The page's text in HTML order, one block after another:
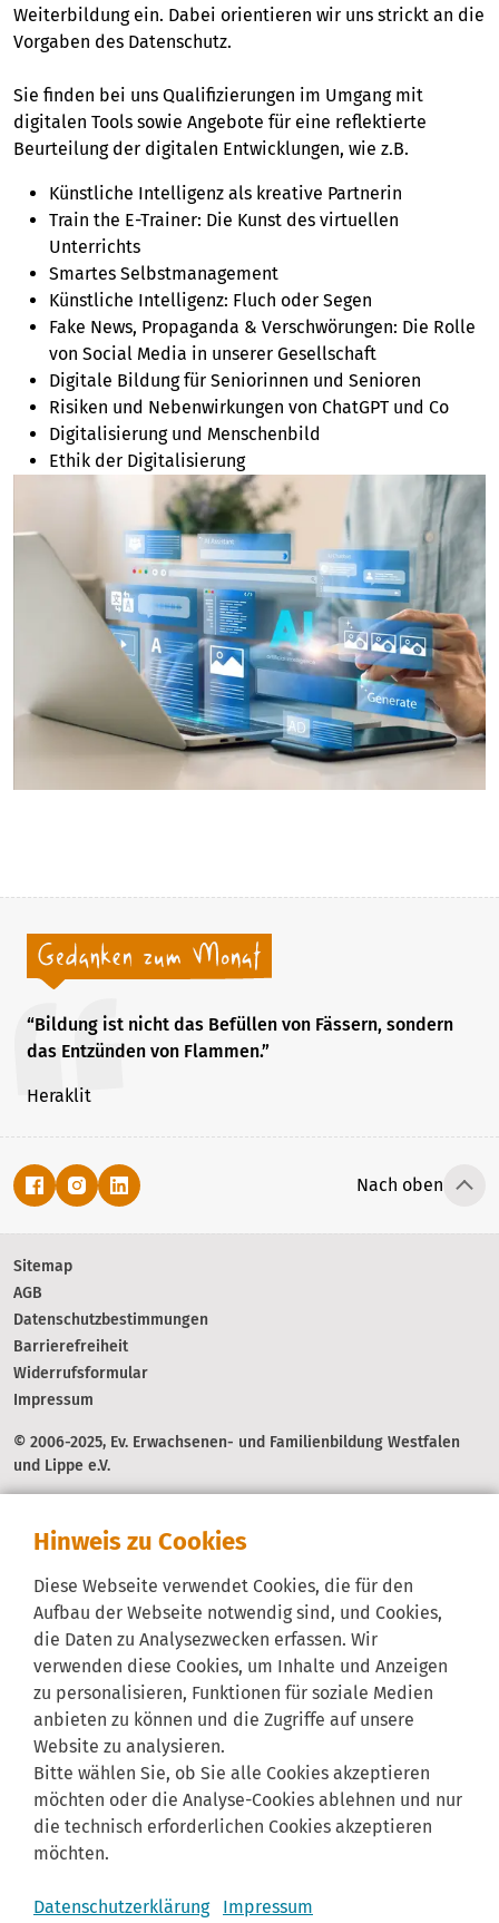
Weiterbildung ein. Dabei orientieren wir uns strickt an die
Vorgaben des Datenschutz.
Sie finden bei uns Qualifizierungen im Umgang mit
digitalen Tools sowie Angebote für eine reflektierte
Beurteilung der digitalen Entwicklungen, wie z.B.
Künstliche Intelligenz als kreative Partnerin
Train the E-Trainer: Die Kunst des virtuellen
Unterrichts
Smartes Selbstmanagement
Künstliche Intelligenz: Fluch oder Segen
Fake News, Propaganda & Verschwörungen: Die Rolle
von Social Media in unserer Gesellschaft
Digitale Bildung für Seniorinnen und Senioren
Risiken und Nebenwirkungen von ChatGPT und Co
Digitalisierung und Menschenbild
Ethik der Digitalisierung
“Bildung ist nicht das Befüllen von Fässern, sondern
das Entzünden von Flammen.”
Heraklit
Nach oben
© 2006-2025, Ev. Erwachsenen- und Familienbildung Westfalen
und Lippe e.V.
Sitemap
AGB
Datenschutzbestimmungen
Barrierefreiheit
Widerrufsformular
Impressum
Hinweis zu Cookies
Diese Webseite verwendet Cookies, die für den
Aufbau der Webseite notwendig sind, und Cookies,
die Daten zu Analysezwecken erfassen. Wir
verwenden diese Cookies, um Inhalte und Anzeigen
zu personalisieren, Funktionen für soziale Medien
anbieten zu können und die Zugriffe auf unsere
Website zu analysieren.
Bitte wählen Sie, ob Sie alle Cookies akzeptieren
möchten oder die Analyse-Cookies ablehnen und nur
die technisch erforderlichen Cookies akzeptieren
möchten.
Datenschutzerklärung Impressum